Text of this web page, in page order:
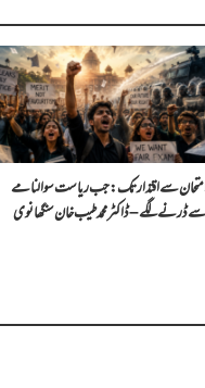
سے اقتدار تک: جب ریاست سوالنامے
ڈرنے لگے – ڈاکٹر محمد طیب خان سنگھانوی